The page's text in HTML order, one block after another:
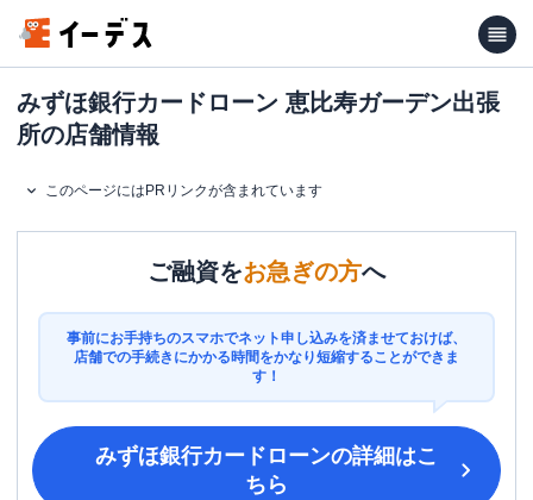
みずほ銀行カードローン 恵比寿ガーデン出張
所の店舗情報
このページにはPRリンクが含まれています
ご融資をお急ぎの方へ
事前にお手持ちのスマホでネット申し込みを済ませておけば、
店舗での手続きにかかる時間をかなり短縮することができま
す！
みずほ銀行カードローンの詳細はこ
ちら